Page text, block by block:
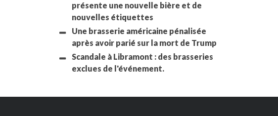
présente une nouvelle bière et de
nouvelles étiquettes
Une brasserie américaine pénalisée
après avoir parié sur la mort de Trump
Scandale à Libramont : des brasseries
exclues de l'événement.